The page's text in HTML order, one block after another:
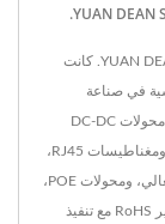
تقع في تايوان منذ عام 1990، YUAN DEAN SCIENTIFIC CO., LTD. كانت
في صناعة
المكونات الإلكترونية. تشمل منتجاتهم الرئيسية تطبيقات محولات DC-DC
للاستخدام الطبي، ومحولات DC-DC، ومحولات AC-DC، ومغناطيسات RJ45،
ومحولات المحولات، ومرشحات LAN، ومحولات التردد العالي، ومحولات POE،
والمحاثات، وسواقات LED، والتي تم اعتمادها وفقاً لمعايير RoHS مع تنفيذ